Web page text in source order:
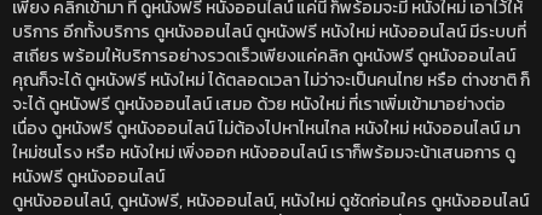
เพียง คลิกเข้ามา ที่ ดูหนังฟรี หนังออนไลน์ แค่นี้ ก็พร้อมจะมี หนังใหม่ เอาไว้ให้
บริการ อีกทั้งบริการ ดูหนังออนไลน์ ดูหนังฟรี หนังใหม่ หนังออนไลน์ มีระบบที่
สเถียร พร้อมให้บริการอย่างรวดเร็วเพียงแค่คลิก ดูหนังฟรี ดูหนังออนไลน์
คุณก็จะได้ ดูหนังฟรี หนังใหม่ ได้ตลอดเวลา ไม่ว่าจะเป็นคนไทย หรือ ต่างชาติ ก็
จะได้ ดูหนังฟรี ดูหนังออนไลน์ เสมอ ด้วย หนังใหม่ ที่เราเพิ่มเข้ามาอย่างต่อ
เนื่อง ดูหนังฟรี ดูหนังออนไลน์ ไม่ต้องไปหาไหนไกล หนังใหม่ หนังออนไลน์ มา
ใหม่ชนโรง หรือ หนังใหม่ เพิ่งออก หนังออนไลน์ เราก็พร้อมจะน้าเสนอการ ดู
หนังฟรี ดูหนังออนไลน์
ดูหนังออนไลน์, ดูหนังฟรี, หนังออนไลน์, หนังใหม่ ดูชัดก่อนใคร ดูหนังออนไลน์